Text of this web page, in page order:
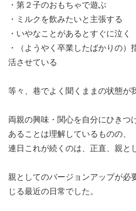
・第２子のおもちゃで遊ぶ
・ミルクを飲みたいと主張する
・いやなことがあるとすぐに泣く
・（ようやく卒業したばかりの）
活させている
等々、巷でよく聞くままの状態が
両親の興味・関心を自分にひきつ
あることは理解しているものの、
連日これが続くのは、正直、親と
親としてのバージョンアップが必
じる最近の日常でした。